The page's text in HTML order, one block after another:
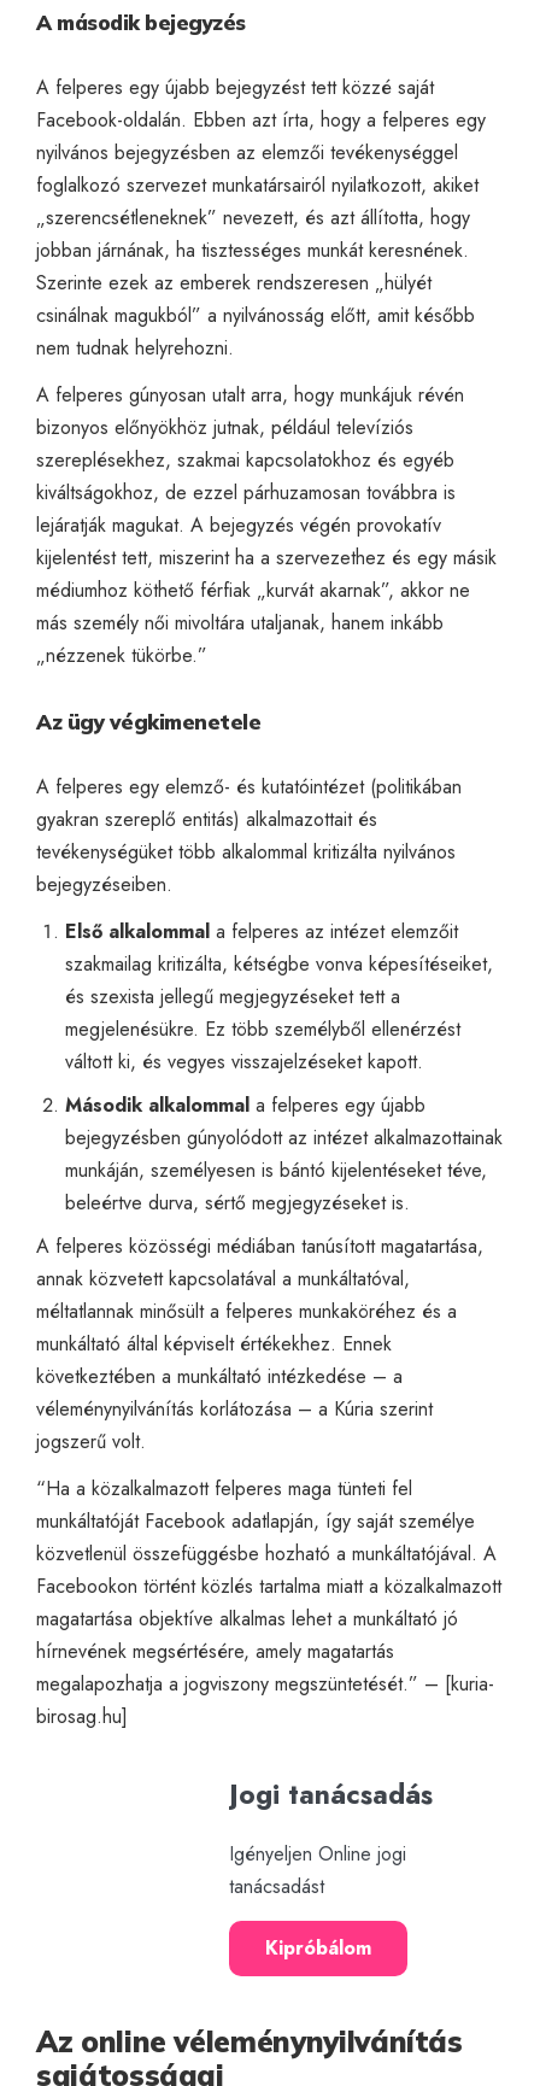
A második bejegyzés
A felperes egy újabb bejegyzést tett közzé saját
Facebook-oldalán. Ebben azt írta, hogy a felperes egy
nyilvános bejegyzésben az elemzői tevékenységgel
foglalkozó szervezet munkatársairól nyilatkozott, akiket
„szerencsétleneknek” nevezett, és azt állította, hogy
jobban járnának, ha tisztességes munkát keresnének.
Szerinte ezek az emberek rendszeresen „hülyét
csinálnak magukból” a nyilvánosság előtt, amit később
nem tudnak helyrehozni.
A felperes gúnyosan utalt arra, hogy munkájuk révén
bizonyos előnyökhöz jutnak, például televíziós
szereplésekhez, szakmai kapcsolatokhoz és egyéb
kiváltságokhoz, de ezzel párhuzamosan továbbra is
lejáratják magukat. A bejegyzés végén provokatív
kijelentést tett, miszerint ha a szervezethez és egy másik
médiumhoz köthető férfiak „kurvát akarnak”, akkor ne
más személy női mivoltára utaljanak, hanem inkább
„nézzenek tükörbe.”
Az ügy végkimenetele
A felperes egy elemző- és kutatóintézet (politikában
gyakran szereplő entitás) alkalmazottait és
tevékenységüket több alkalommal kritizálta nyilvános
bejegyzéseiben.
Első alkalommala felperes az intézet elemzőit
szakmailag kritizálta, kétségbe vonva képesítéseiket,
és szexista jellegű megjegyzéseket tett a
megjelenésükre. Ez több személyből ellenérzést
váltott ki, és vegyes visszajelzéseket kapott.
Második alkalommala felperes egy újabb
bejegyzésben gúnyolódott az intézet alkalmazottainak
munkáján, személyesen is bántó kijelentéseket téve,
beleértve durva, sértő megjegyzéseket is.
A felperes közösségi médiában tanúsított magatartása,
annak közvetett kapcsolatával a munkáltatóval,
méltatlannak minősült a felperes munkaköréhez és a
munkáltató által képviselt értékekhez. Ennek
következtében a munkáltató intézkedése – a
véleménynyilvánítás korlátozása – a Kúria szerint
jogszerű volt.
“Ha a közalkalmazott felperes maga tünteti fel
munkáltatóját Facebook adatlapján, így saját személye
közvetlenül összefüggésbe hozható a munkáltatójával. A
Facebookon történt közlés tartalma miatt a közalkalmazott
magatartása objektíve alkalmas lehet a munkáltató jó
hírnevének megsértésére, amely magatartás
megalapozhatja a jogviszony megszüntetését.” – [kuria-
birosag.hu]
Jogi tanácsadás
Igényeljen Online jogi
tanácsadást
Kipróbálom
Az online véleménynyilvánítás
sajátosságai